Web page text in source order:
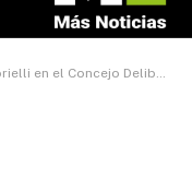
en el Concejo Deliberante